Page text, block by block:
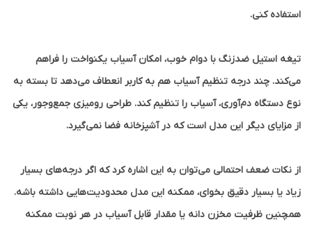
استفاده کنی.
تیغه استیل ضدزنگ با دوام خوب، امکان آسیاب یکنواخت را فراهم
می‌کند. چند درجه تنظیم آسیاب هم به کاربر انعطاف می‌دهد تا بسته به
نوع دستگاه دم‌آوری، آسیاب را تنظیم کند. طراحی رومیزی جمع‌وجور، یکی
از مزایای دیگر این مدل است که در آشپزخانه فضا نمی‌گیرد.
از نکات ضعف احتمالی می‌توان به این اشاره کرد که اگر درجه‌های بسیار
زیاد یا بسیار دقیق بخوای، ممکنه این مدل محدودیت‌هایی داشته باشه.
همچنین ظرفیت مخزن دانه یا مقدار قابل آسیاب در هر نوبت ممکنه